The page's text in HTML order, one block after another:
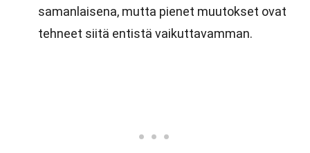
samanlaisena, mutta pienet muutokset ovat
tehneet siitä entistä vaikuttavamman.